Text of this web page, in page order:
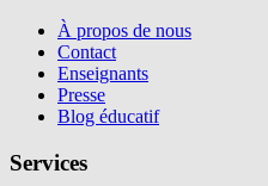
À propos de nous
Contact
Enseignants
Presse
Blog éducatif
Services